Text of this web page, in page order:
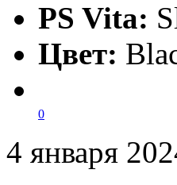
PS Vita:
Цвет:
0
4 января